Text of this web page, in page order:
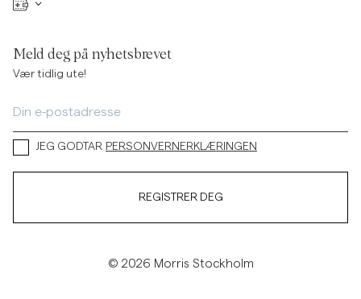
Meld deg på nyhetsbrevet
Vær tidlig ute!
JEG GODTAR PERSONVERNERKLÆRINGEN
REGISTRER DEG
© 2026 Morris Stockholm